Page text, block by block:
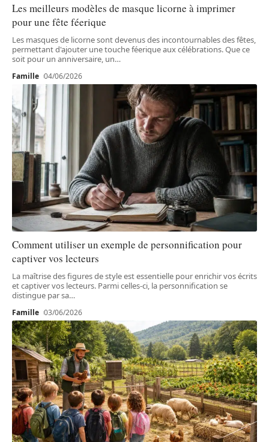
Les meilleurs modèles de masque licorne à imprimer
pour une fête féerique
Les masques de licorne sont devenus des incontournables des fêtes,
permettant d'ajouter une touche féerique aux célébrations. Que ce
soit pour un anniversaire, un…
Famille 04/06/2026
Comment utiliser un exemple de personnification pour
captiver vos lecteurs
La maîtrise des figures de style est essentielle pour enrichir vos écrits
et captiver vos lecteurs. Parmi celles-ci, la personnification se
distingue par sa…
Famille 03/06/2026